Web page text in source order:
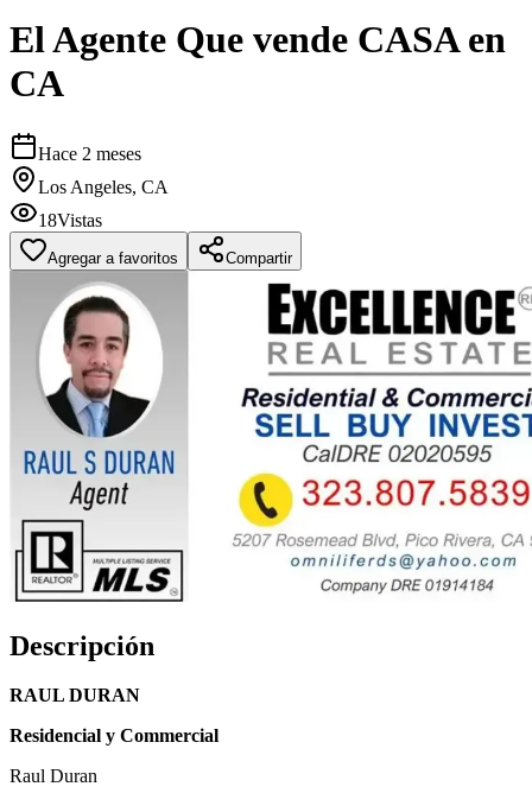
El Agente Que vende CASA en
CA
Hace 2 meses
Los Angeles, CA
18Vistas
Agregar a favoritos Compartir
Descripción
RAUL DURAN
Residencial y Commercial
Raul Duran